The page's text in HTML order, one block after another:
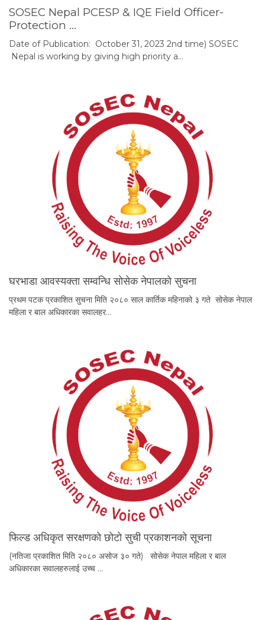
SOSEC Nepal PCESP & IQE Field Officer-
Protection …
Date of Publication: October 31, 2023 2nd time) SOSEC
Nepal is working by giving high priority a…
घरभाडा आवस्यक्ता सम्वन्धि साेसेक नेपालकाे सुचना
प्रथम पटक प्रकाशित सुचना मिति २०८० साल कार्तिक महिनाको ३ गते सोसेक नेपाल
महिला र बाल अधिकारका सवालहर…
फिल्ड अधिकृत स‌रक्षणकाे छाेटाे सुची प्रकाशनको सूचना
(नतिजा प्रकाशित मिति २०८० असोज ३० गते) सोसेक नेपाल महिला र बाल
अधिकारका सवालहरुलाई उच्च …